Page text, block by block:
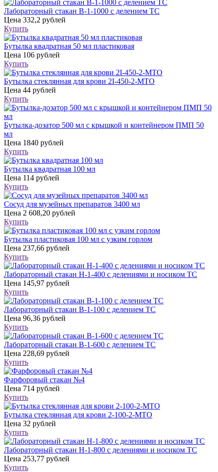
Лабораторный стакан В-1-1000 с делением ТС
Цена 332,2 рублей
Купить
Бутылка квадратная 50 мл пластиковая
Цена 106 рублей
Купить
Бутылка стеклянная для крови 2I-450-2-МТО
Цена 44 рублей
Купить
Бутылка-дозатор 500 мл с крышкой и контейнером ПМП 50
мл
Цена 1840 рублей
Купить
Бутылка квадратная 100 мл
Цена 114 рублей
Купить
Сосуд для музейных препаратов 3400 мл
Цена 2 608,20 рублей
Купить
Бутылка пластиковая 100 мл с узким горлом
Цена 237,66 рублей
Купить
Лабораторный стакан Н-1-400 с делениями и носиком ТС
Цена 145,97 рублей
Купить
Лабораторный стакан В-1-100 с делением ТС
Цена 96,36 рублей
Купить
Лабораторный стакан В-1-600 с делением ТС
Цена 228,69 рублей
Купить
Фарфоровый стакан №4
Цена 714 рублей
Купить
Бутылка стеклянная для крови 2-100-2-МТО
Цена 32 рублей
Купить
Лабораторный стакан Н-1-800 с делениями и носиком ТС
Цена 253,77 рублей
Купить